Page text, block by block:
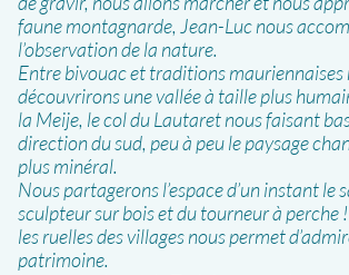
faune montagnarde, Jean-Luc nous
l’observation de la nature.
Entre bivouac et traditions mauriennaises
découvrirons une vallée à taille plus
la Meije, le col du Lautaret nous faisant
direction du sud, peu à peu le paysage
plus minéral.
Nous partagerons l’espace d’un instant le
sculpteur sur bois et du tourneur à perche
les ruelles des villages nous permet
patrimoine.